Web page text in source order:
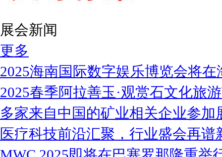
展会新闻
更多
2025海南国际数字娱乐博览会将在
2025春季阿拉善玉·观赏石文化旅
多家来自中国的矿业相关企业参加
医疗科技前沿汇聚，行业盛会再谱